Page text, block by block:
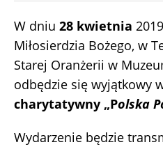
W dniu 28 kwietnia
Miłosierdzia Bożego, w
Starej Oranżerii w
odbędzie się wyjątkowy
charytatywny „Polska
Wydarzenie będzie